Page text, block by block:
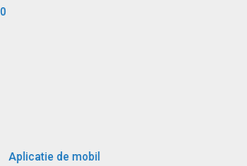
Aplicatie de mobil